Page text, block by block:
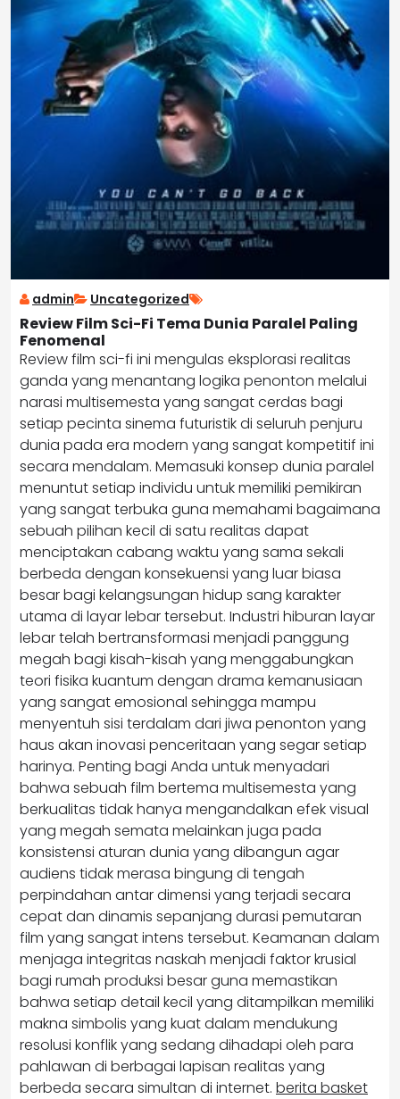
admin Uncategorized
Review Film Sci-Fi Tema Dunia Paralel Paling
Fenomenal
Review film sci-fi ini mengulas eksplorasi realitas
ganda yang menantang logika penonton melalui
narasi multisemesta yang sangat cerdas bagi
setiap pecinta sinema futuristik di seluruh penjuru
dunia pada era modern yang sangat kompetitif ini
secara mendalam. Memasuki konsep dunia paralel
menuntut setiap individu untuk memiliki pemikiran
yang sangat terbuka guna memahami bagaimana
sebuah pilihan kecil di satu realitas dapat
menciptakan cabang waktu yang sama sekali
berbeda dengan konsekuensi yang luar biasa
besar bagi kelangsungan hidup sang karakter
utama di layar lebar tersebut. Industri hiburan layar
lebar telah bertransformasi menjadi panggung
megah bagi kisah-kisah yang menggabungkan
teori fisika kuantum dengan drama kemanusiaan
yang sangat emosional sehingga mampu
menyentuh sisi terdalam dari jiwa penonton yang
haus akan inovasi penceritaan yang segar setiap
harinya. Penting bagi Anda untuk menyadari
bahwa sebuah film bertema multisemesta yang
berkualitas tidak hanya mengandalkan efek visual
yang megah semata melainkan juga pada
konsistensi aturan dunia yang dibangun agar
audiens tidak merasa bingung di tengah
perpindahan antar dimensi yang terjadi secara
cepat dan dinamis sepanjang durasi pemutaran
film yang sangat intens tersebut. Keamanan dalam
menjaga integritas naskah menjadi faktor krusial
bagi rumah produksi besar guna memastikan
bahwa setiap detail kecil yang ditampilkan memiliki
makna simbolis yang kuat dalam mendukung
resolusi konflik yang sedang dihadapi oleh para
pahlawan di berbagai lapisan realitas yang
berbeda secara simultan di internet. berita basket